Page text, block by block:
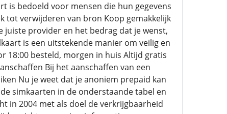
is bedoeld voor mensen die hun gegevens
tot verwijderen van bron Koop gemakkelijk
juiste provider en het bedrag dat je wenst,
is een uitstekende manier om veilig en
18:00 besteld, morgen in huis Altijd gratis
Bij het aanschaffen van een
Nu je weet dat je anoniem prepaid kan
simkaarten in de onderstaande tabel en
in 2004 met als doel de verkrijgbaarheid